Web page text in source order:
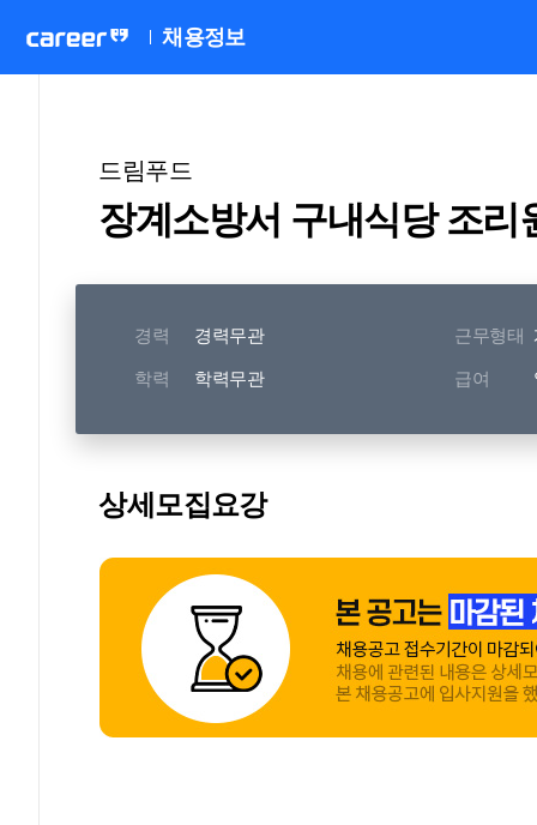
채용정보
드림푸드
장계소방서 구내식당 조리
경력 경력무관 근무형태
학력 학력무관 급여
상세모집요강